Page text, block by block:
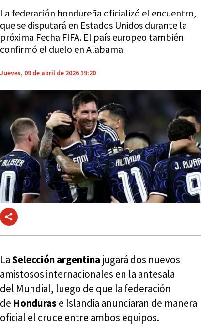
La federación hondureña oficializó el encuentro,
que se disputará en Estados Unidos durante la
próxima Fecha FIFA. El país europeo también
confirmó el duelo en Alabama.
Jueves, 09 de abril de 2026 19:20
LaSelección argentina jugará dos nuevos
amistosos internacionales en la antesala
del Mundial, luego de que la federación
de Honduras e Islandia anunciaran de manera
oficial el cruce entre ambos equipos.